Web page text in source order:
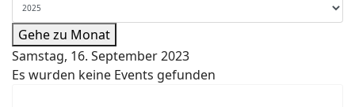
Gehe zu Monat
Samstag, 16. September 2023
Es wurden keine Events gefunden